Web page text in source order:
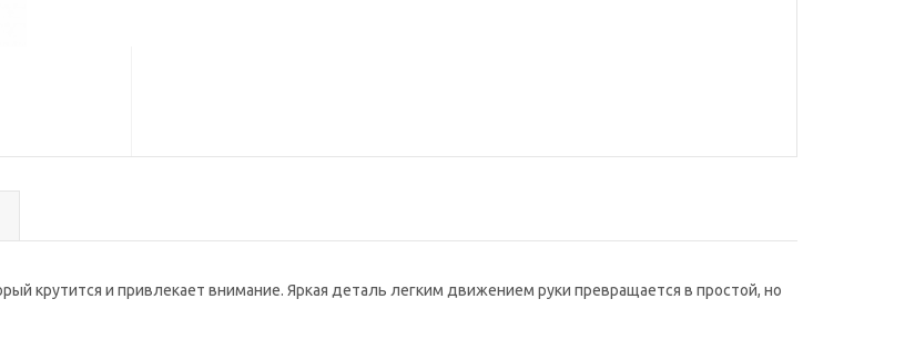
крутится и привлекает внимание. Яркая деталь легким движением руки превращается в простой, но